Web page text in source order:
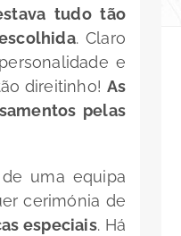
tudo tão
. Claro
e
direitinho! As
pelas
uma equipa
cerimónia de
especiais. Há